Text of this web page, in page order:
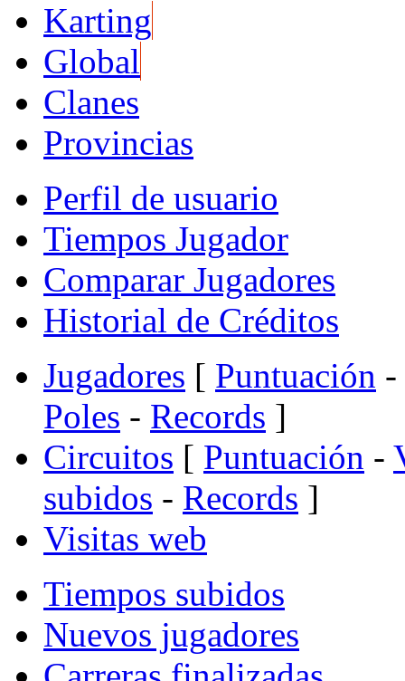
Karting
Global
Clanes
Provincias
Perfil de usuario
Tiempos Jugador
Comparar Jugadores
Historial de Créditos
Jugadores [ Puntuación -
Poles - Records ]
Circuitos [ Puntuación -
subidos - Records ]
Visitas web
Tiempos subidos
Nuevos jugadores